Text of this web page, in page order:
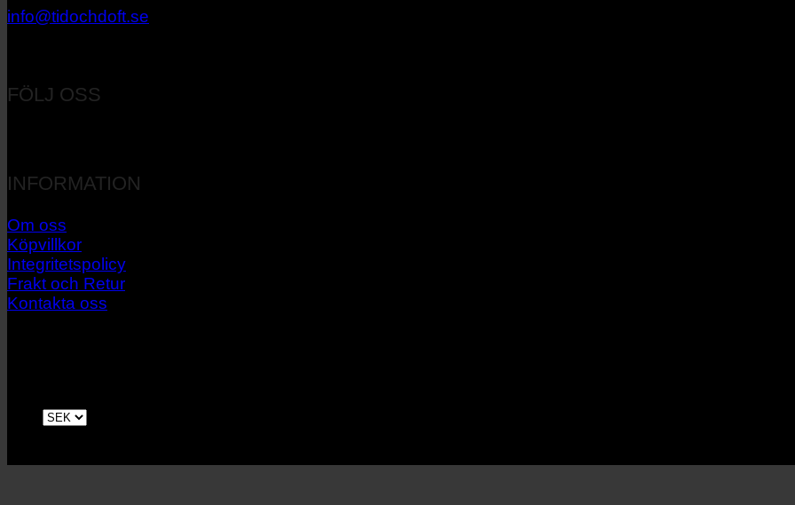
info@tidochdoft.se
FÖLJ OSS
INFORMATION
Om oss
Köpvillkor
Integritetspolicy
Frakt och Retur
Kontakta oss